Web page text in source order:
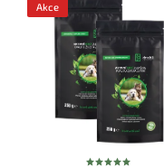
Akce